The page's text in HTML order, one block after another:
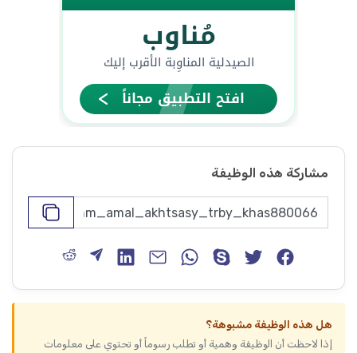
مشاركة هذه الوظيفة
هل هذه الوظيفة مشبوهة؟
إذا لاحظت أن الوظيفة وهمية أو تطلب رسوماً أو تحتوي على معلومات